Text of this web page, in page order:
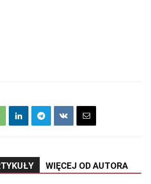
WIĘCEJ OD AUTORA